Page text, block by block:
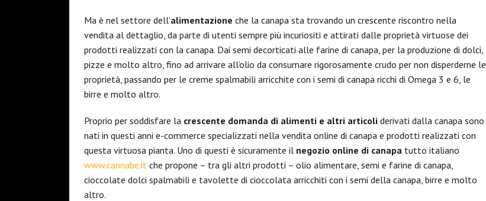
Ma è nel settore dell’alimentazione che la canapa sta trovando un crescente riscontro nella
vendita al dettaglio, da parte di utenti sempre più incuriositi e attirati dalle proprietà virtuose dei
prodotti realizzati con la canapa. Dai semi decorticati alle farine di canapa, per la produzione di dolci,
pizze e molto altro, fino ad arrivare all’olio da consumare rigorosamente crudo per non disperderne le
proprietà, passando per le creme spalmabili arricchite con i semi di canapa ricchi di Omega 3 e 6, le
birre e molto altro.
Proprio per soddisfare la crescente domanda di alimenti e altri articoli derivati dalla canapa sono
nati in questi anni e-commerce specializzati nella vendita online di canapa e prodotti realizzati con
questa virtuosa pianta. Uno di questi è sicuramente il negozio online di canapa tutto italiano
www.cannabe.it che propone – tra gli altri prodotti – olio alimentare, semi e farine di canapa,
cioccolate dolci spalmabili e tavolette di cioccolata arricchiti con i semi della canapa, birre e molto
altro.